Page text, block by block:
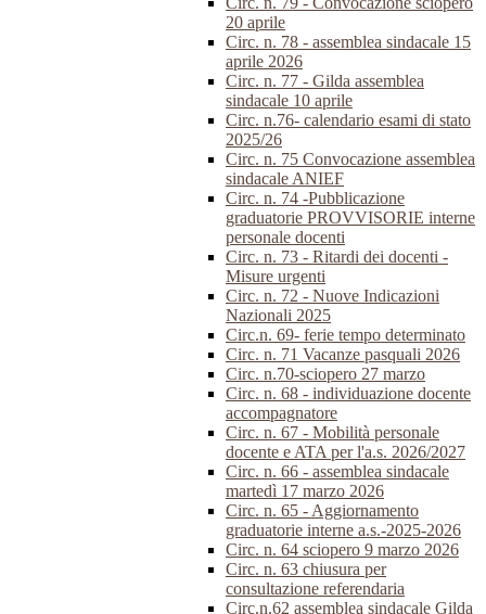
20 aprile
Circ. n. 78 - assemblea sindacale 15
aprile 2026
Circ. n. 77 - Gilda assemblea
sindacale 10 aprile
Circ. n.76- calendario esami di stato
2025/26
Circ. n. 75 Convocazione assemblea
sindacale ANIEF
Circ. n. 74 -Pubblicazione
graduatorie PROVVISORIE interne
personale docenti
Circ. n. 73 - Ritardi dei docenti -
Misure urgenti
Circ. n. 72 - Nuove Indicazioni
Nazionali 2025
Circ.n. 69- ferie tempo determinato
Circ. n. 71 Vacanze pasquali 2026
Circ. n.70-sciopero 27 marzo
Circ. n. 68 - individuazione docente
accompagnatore
Circ. n. 67 - Mobilità personale
docente e ATA per l'a.s. 2026/2027
Circ. n. 66 - assemblea sindacale
martedì 17 marzo 2026
Circ. n. 65 - Aggiornamento
graduatorie interne a.s.-2025-2026
Circ. n. 64 sciopero 9 marzo 2026
Circ. n. 63 chiusura per
consultazione referendaria
Circ.n.62 assemblea sindacale Gilda